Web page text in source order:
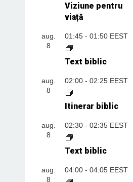
Viziune pentru
viață
aug.
8
01:45- 01:50 EEST
Text biblic
aug.
8
02:00- 02:25 EEST
Itinerar biblic
aug.
8
02:30- 02:35 EEST
Text biblic
aug.
8
04:00- 04:05 EEST